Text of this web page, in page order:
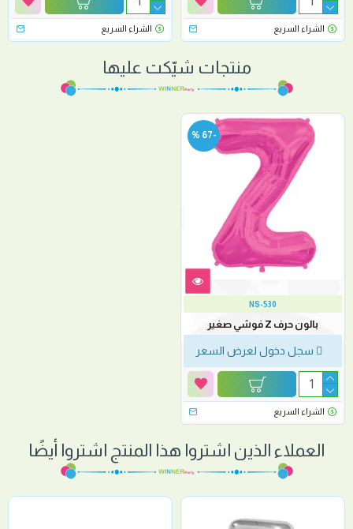
الشراء السريع الشراء السريع
منتجات شيّكت عليها
-67 %
NS-530
بالون حرف Z فوشي صغير
سجل دخول لعرض السعر
الشراء السريع
العملاء الذين اشتروا هذا المنتج اشتروا أيضًا